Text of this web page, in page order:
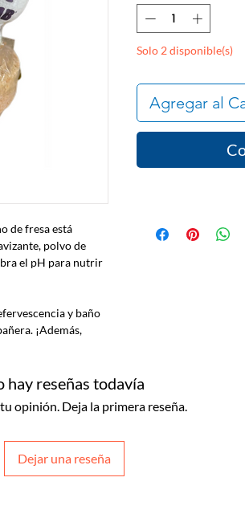
de fresa está
polvo de
el pH para nutrir
y baño
¡Además,
Solo 2 disponible(s)
Agregar al
hay reseñas todavía
opinión. Deja la primera reseña.
Dejar una reseña